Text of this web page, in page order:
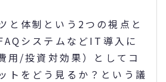
と体制という2つの視点と
システムなどIT導入に
用/投資対効果）としてコ
トをどう見るか？という議